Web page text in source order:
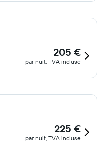
205 €
par nuit, TVA incluse
225 €
par nuit, TVA incluse